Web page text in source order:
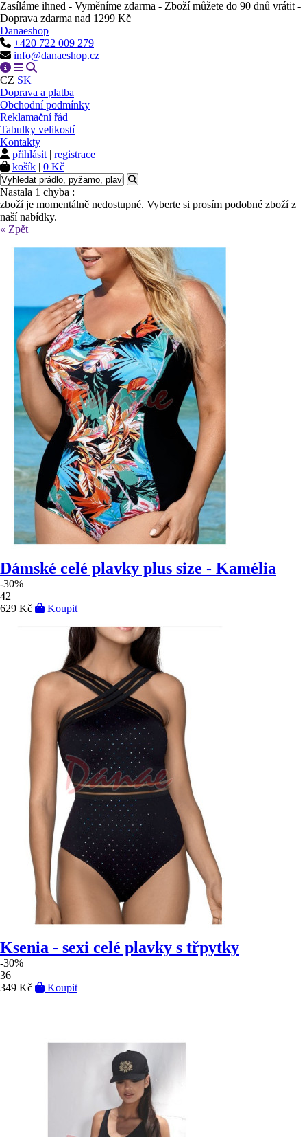
Zasíláme ihned - Vyměníme zdarma - Zboží můžete do 90 dnů vrátit -
Doprava zdarma nad 1299 Kč
Danaeshop
+420 722 009 279
info@danaeshop.cz
CZ SK
Doprava a platba
Obchodní podmínky
Reklamační řád
Tabulky velikostí
Kontakty
přihlásit | registrace
košík | 0 Kč
Nastala 1 chyba :
zboží je momentálně nedostupné. Vyberte si prosím podobné zboží z
naší nabídky.
« Zpět
Dámské celé plavky plus size - Kamélia
-30%
42
629 Kč
Koupit
Ksenia - sexi celé plavky s třpytky
-30%
36
349 Kč
Koupit